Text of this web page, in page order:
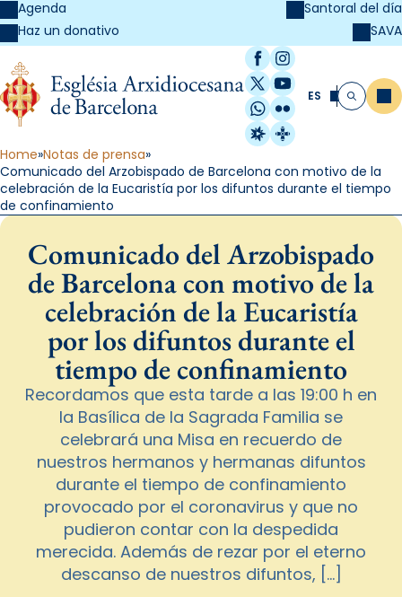
Agenda
Haz un donativo
Santoral del día
SAVA
Facebook
Instagram
X / Twitter
YouTube
WhatsApp
Flickr
Radio Estel
Catalunya
ES Buscar
Home Notas de prensa
Comunicado del Arzobispado de Barcelona con motivo de la
celebración de la Eucaristía por los difuntos durante el tiempo
de confinamiento
Comunicado del Arzobispado
de Barcelona con motivo de la
celebración de la Eucaristía
por los difuntos durante el
tiempo de confinamiento
Recordamos que esta tarde a las 19:00 h en
la Basílica de la Sagrada Familia se
celebrará una Misa en recuerdo de
nuestros hermanos y hermanas difuntos
durante el tiempo de confinamiento
provocado por el coronavirus y que no
pudieron contar con la despedida
merecida. Además de rezar por el eterno
descanso de nuestros difuntos, […]